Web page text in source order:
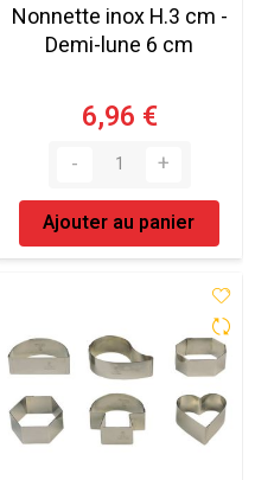
Nonnette inox H.3 cm -
Demi-lune 6 cm
6,96 €
Ajouter au panier